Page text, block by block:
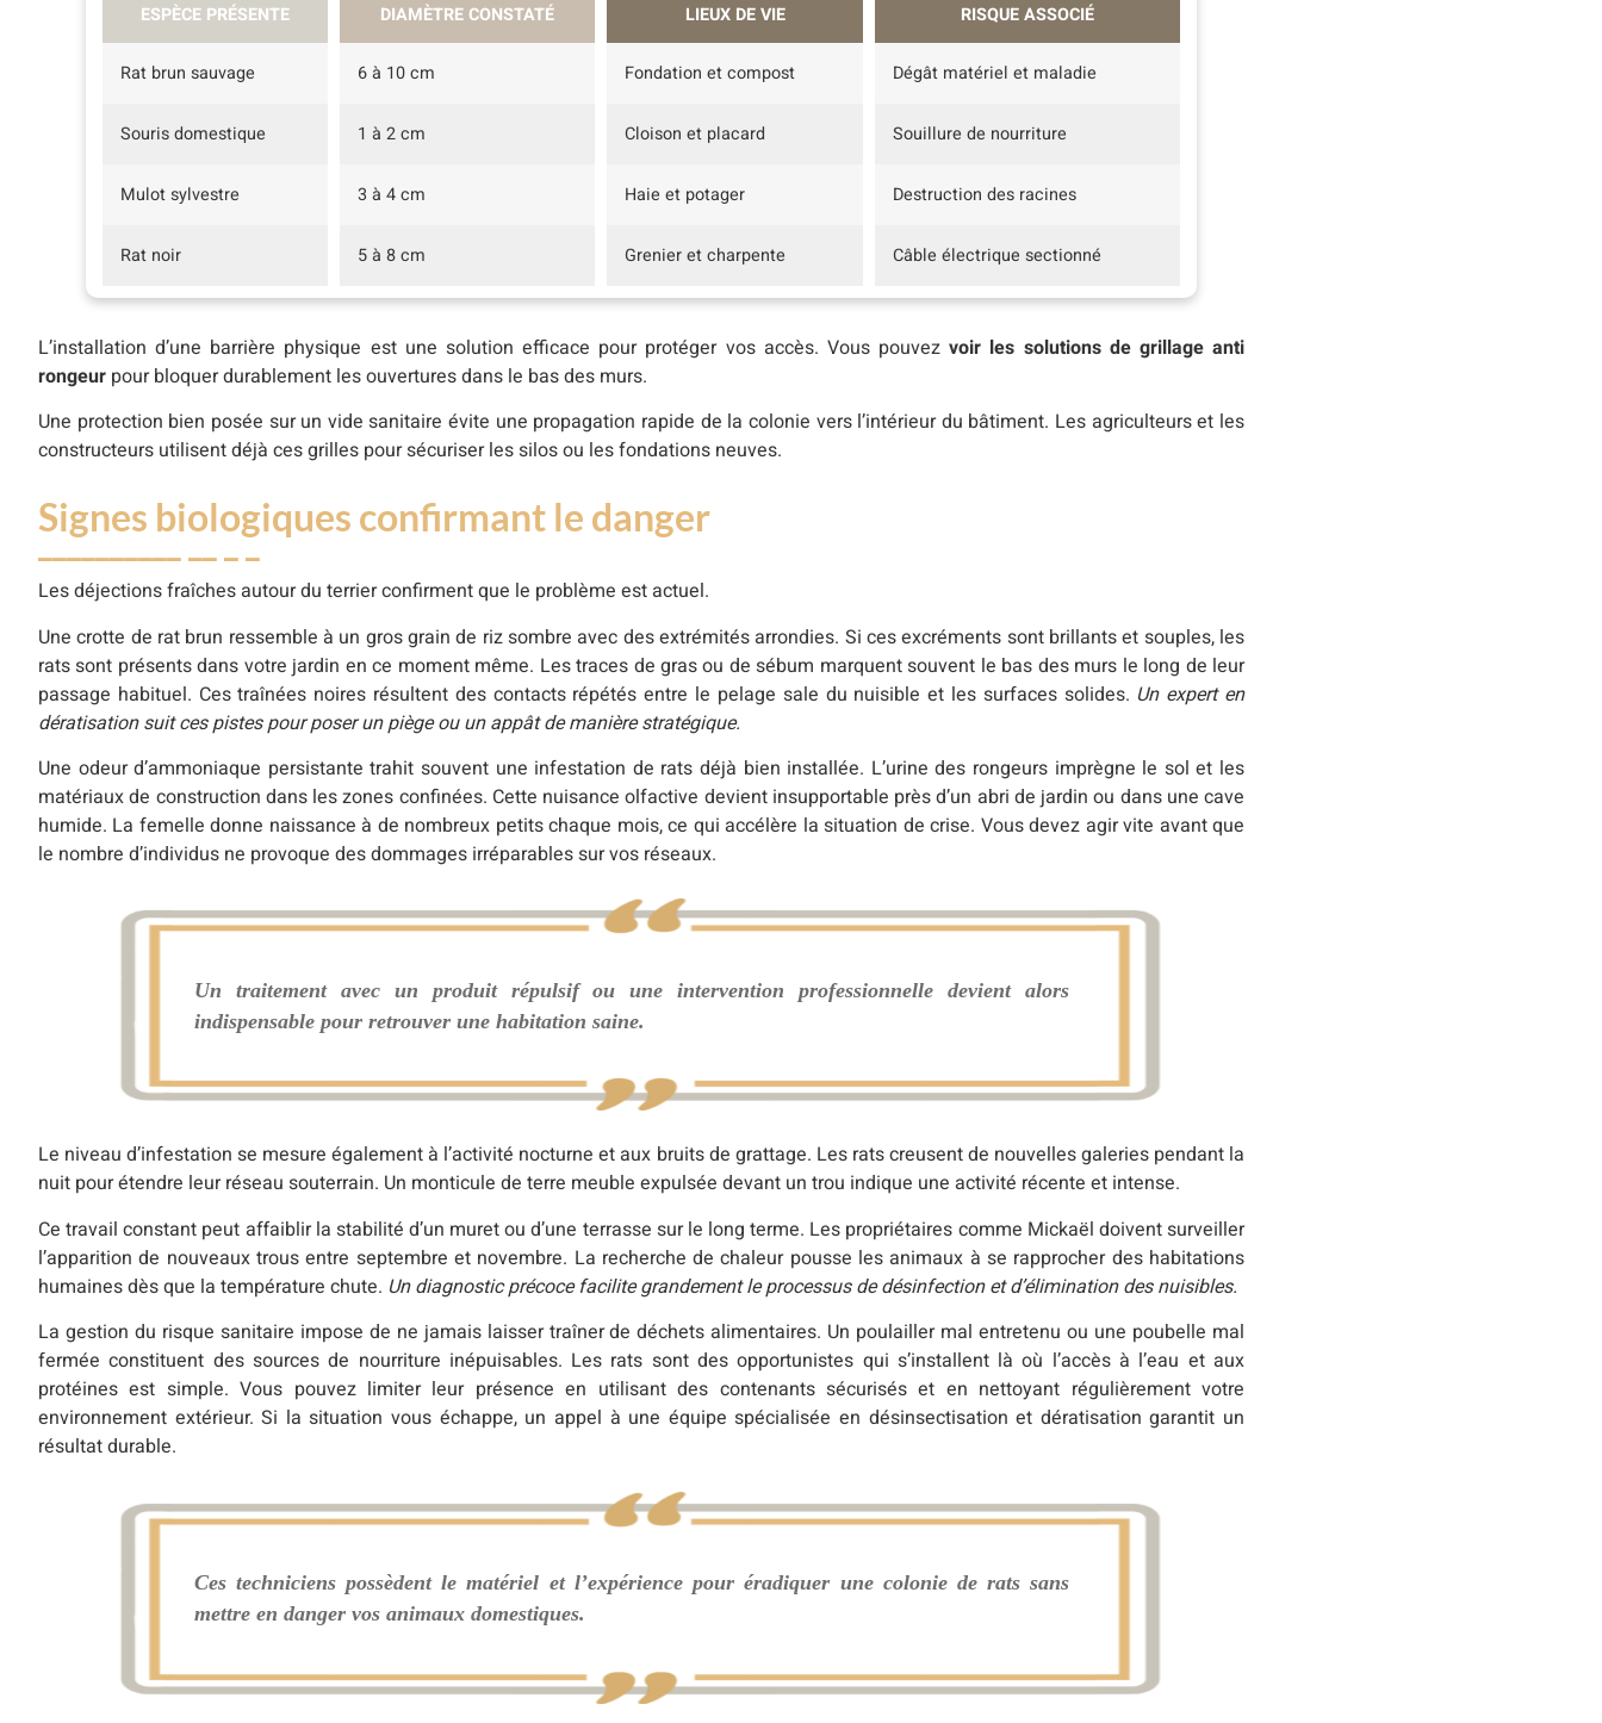
ESPÈCE PRÉSENTE DIAMÈTRE CONSTATÉ LIEUX DE VIE RISQUE ASSOCIÉ
Rat brun sauvage 6 à 10 cm Fondation et compost Dégât matériel et maladie
Souris domestique 1 à 2 cm Cloison et placard Souillure de nourriture
Mulot sylvestre 3 à 4 cm Haie et potager Destruction des racines
Rat noir 5 à 8 cm Grenier et charpente Câble électrique sectionné
L’installation d’une barrière physique est une solution efficace pour protéger vos accès. Vous pouvezvoir les solutions de grillage anti
rongeur pour bloquer durablement les ouvertures dans le bas des murs.
Une protection bien posée sur un vide sanitaire évite une propagation rapide de la colonie vers l’intérieur du bâtiment. Les agriculteurs et les
constructeurs utilisent déjà ces grilles pour sécuriser les silos ou les fondations neuves.
Signes biologiques confirmant le danger
Les déjections fraîches autour du terrier confirment que le problème est actuel.
Une crotte de rat brun ressemble à un gros grain de riz sombre avec des extrémités arrondies. Si ces excréments sont brillants et souples, les
rats sont présents dans votre jardin en ce moment même. Les traces de gras ou de sébum marquent souvent le bas des murs le long de leur
passage habituel. Ces traînées noires résultent des contacts répétés entre le pelage sale du nuisible et les surfaces solides. Un expert en
dératisation suit ces pistes pour poser un piège ou un appât de manière stratégique.
Une odeur d’ammoniaque persistante trahit souvent une infestation de rats déjà bien installée. L’urine des rongeurs imprègne le sol et les
matériaux de construction dans les zones confinées. Cette nuisance olfactive devient insupportable près d’un abri de jardin ou dans une cave
humide. La femelle donne naissance à de nombreux petits chaque mois, ce qui accélère la situation de crise. Vous devez agir vite avant que
le nombre d’individus ne provoque des dommages irréparables sur vos réseaux.
Un traitement avec un produit répulsif ou une intervention professionnelle devient alors
indispensable pour retrouver une habitation saine.
Le niveau d’infestation se mesure également à l’activité nocturne et aux bruits de grattage. Les rats creusent de nouvelles galeries pendant la
nuit pour étendre leur réseau souterrain. Un monticule de terre meuble expulsée devant un trou indique une activité récente et intense.
Ce travail constant peut affaiblir la stabilité d’un muret ou d’une terrasse sur le long terme. Les propriétaires comme Mickaël doivent surveiller
l’apparition de nouveaux trous entre septembre et novembre. La recherche de chaleur pousse les animaux à se rapprocher des habitations
humaines dès que la température chute. Un diagnostic précoce facilite grandement le processus de désinfection et d’élimination des nuisibles.
La gestion du risque sanitaire impose de ne jamais laisser traîner de déchets alimentaires. Un poulailler mal entretenu ou une poubelle mal
fermée constituent des sources de nourriture inépuisables. Les rats sont des opportunistes qui s’installent là où l’accès à l’eau et aux
protéines est simple. Vous pouvez limiter leur présence en utilisant des contenants sécurisés et en nettoyant régulièrement votre
environnement extérieur. Si la situation vous échappe, un appel à une équipe spécialisée en désinsectisation et dératisation garantit un
résultat durable.
Ces techniciens possèdent le matériel et l’expérience pour éradiquer une colonie de rats sans
mettre en danger vos animaux domestiques.